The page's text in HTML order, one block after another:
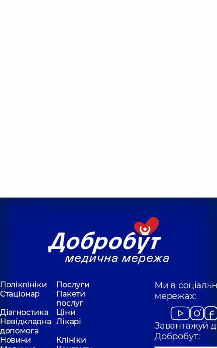
Поліклініки
Послуги
Стаціонар
Пакети
послуг
Діагностика
Ціни
Невідкладна
допомога
Лікарі
Новини
Клініки
Ми в
мережах:
Завантажуй
Добробут: